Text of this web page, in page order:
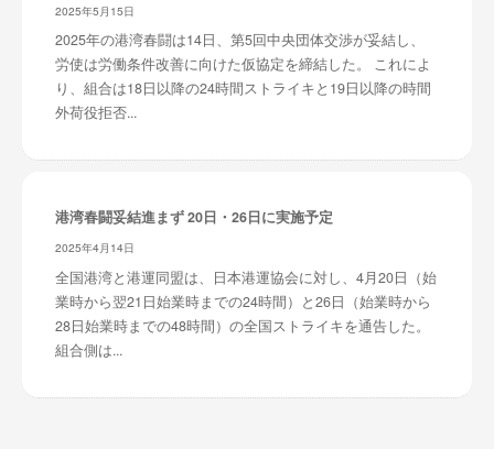
2025年5月15日
2025年の港湾春闘は14日、第5回中央団体交渉が妥結し、
労使は労働条件改善に向けた仮協定を締結した。 これによ
り、組合は18日以降の24時間ストライキと19日以降の時間
外荷役拒否...
港湾春闘妥結進まず 20日・26日に実施予定
2025年4月14日
全国港湾と港運同盟は、日本港運協会に対し、4月20日（始
業時から翌21日始業時までの24時間）と26日（始業時から
28日始業時までの48時間）の全国ストライキを通告した。
組合側は...